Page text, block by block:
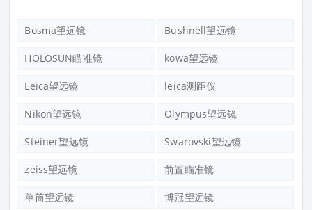
Bosma望远镜 Bushnell望远镜
HOLOSUN瞄准镜 kowa望远镜
Leica望远镜 leica测距仪
Nikon望远镜 Olympus望远镜
Steiner望远镜 Swarovski望远镜
zeiss望远镜 前置瞄准镜
单筒望远镜 博冠望远镜